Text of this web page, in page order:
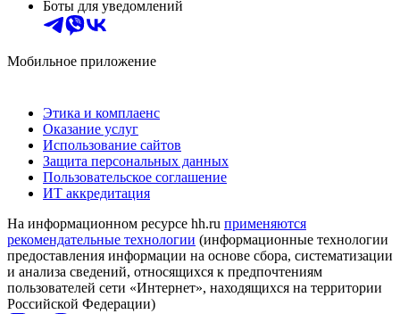
Боты для уведомлений
Мобильное приложение
Этика и комплаенс
Оказание услуг
Использование сайтов
Защита персональных данных
Пользовательское соглашение
ИТ аккредитация
На информационном ресурсе hh.ru применяются
рекомендательные технологии (информационные технологии
предоставления информации на основе сбора, систематизации
и анализа сведений, относящихся к предпочтениям
пользователей сети «Интернет», находящихся на территории
Российской Федерации)